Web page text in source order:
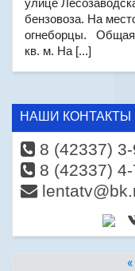
улице
бензовоза. На
огнеборцы. Общая
кв. м. На [...]
НАШИ КОНТАКТЫ
8 (42337)
8 (42337)
«